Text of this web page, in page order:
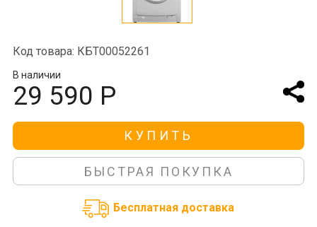
Код товара: КБТ00052261
В наличии
29 590 Р
КУПИТЬ
БЫСТРАЯ ПОКУПКА
Бесплатная доставка